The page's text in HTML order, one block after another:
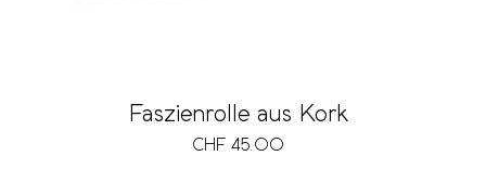
Faszienrolle aus Kork
CHF 45.00